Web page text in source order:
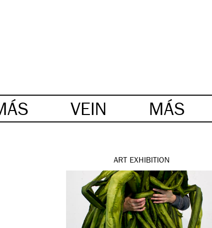
VEIN MÁS
ART EXHIBITION